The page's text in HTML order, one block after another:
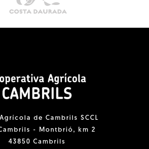
de Cambrils SCCL
- Montbrió, km 2
43850 Cambrils